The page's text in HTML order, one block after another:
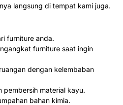
langsung di tempat kami juga.
furniture anda.
furniture saat ingin
dengan kelembaban
pembersih material kayu.
bahan kimia.